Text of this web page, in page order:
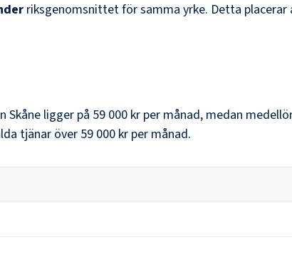
riksgenomsnittet för samma yrke. Detta placerar
Skåneligger på 59 000 kr per månad, medan
tjänar över59 000 kr per månad.